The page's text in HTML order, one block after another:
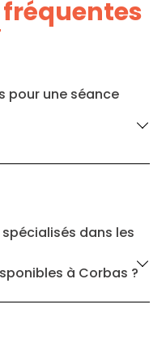
fréquentes
pour une séance
dans les
à Corbas ?